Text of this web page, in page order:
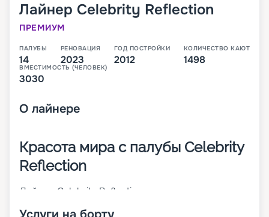
Лайнер Celebrity Reflection
ПРЕМИУМ
ПАЛУБЫ
14
РЕНОВАЦИЯ
2023
ГОД ПОСТРОЙКИ
2012
КОЛИЧЕСТВО КАЮТ
1498
ВМЕСТИМОСТЬ (ЧЕЛОВЕК)
3030
О лайнере
Красота мира с палубы Celebrity
Reflection
Лайнер Celebrity Reflection относится к классу